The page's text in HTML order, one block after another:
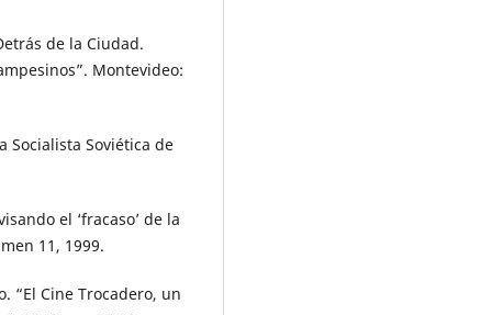
de la Ciudad.
Montevideo:
Socialista Soviética de
el ‘fracaso’ de la
11, 1999.
“El Cine Trocadero, un